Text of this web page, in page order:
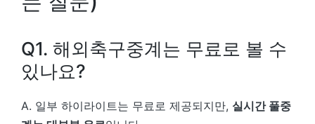
Q1. 해외축구중계는 무료로 볼 수
있나요?
A. 일부 하이라이트는 무료로 제공되지만, 실시간 풀중